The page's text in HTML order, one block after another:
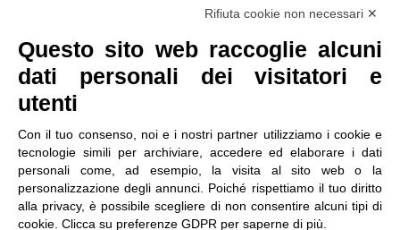
contatti| qualità accessibilità |privacy|
note legali
IRES Piemonte - Istituto di Ricerche Economico
Rifiuta cookie non necessari ✕
Questo sito web raccoglie alcuni
dati personali dei visitatori e
utenti
Con il tuo consenso, noi e i nostri partner utilizziamo i cookie e
tecnologie simili per archiviare, accedere ed elaborare i dati
personali come, ad esempio, la visita al sito web o la
personalizzazione degli annunci. Poiché rispettiamo il tuo diritto
alla privacy, è possibile scegliere di non consentire alcuni tipi di
cookie. Clicca su preferenze GDPR per saperne di più.